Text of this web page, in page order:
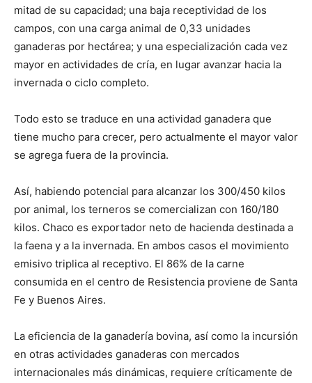
mitad de su capacidad; una baja receptividad de los
campos, con una carga animal de 0,33 unidades
ganaderas por hectárea; y una especialización cada vez
mayor en actividades de cría, en lugar avanzar hacia la
invernada o ciclo completo.
Todo esto se traduce en una actividad ganadera que
tiene mucho para crecer, pero actualmente el mayor valor
se agrega fuera de la provincia.
Así, habiendo potencial para alcanzar los 300/450 kilos
por animal, los terneros se comercializan con 160/180
kilos. Chaco es exportador neto de hacienda destinada a
la faena y a la invernada. En ambos casos el movimiento
emisivo triplica al receptivo. El 86% de la carne
consumida en el centro de Resistencia proviene de Santa
Fe y Buenos Aires.
La eficiencia de la ganadería bovina, así como la incursión
en otras actividades ganaderas con mercados
internacionales más dinámicas, requiere críticamente de